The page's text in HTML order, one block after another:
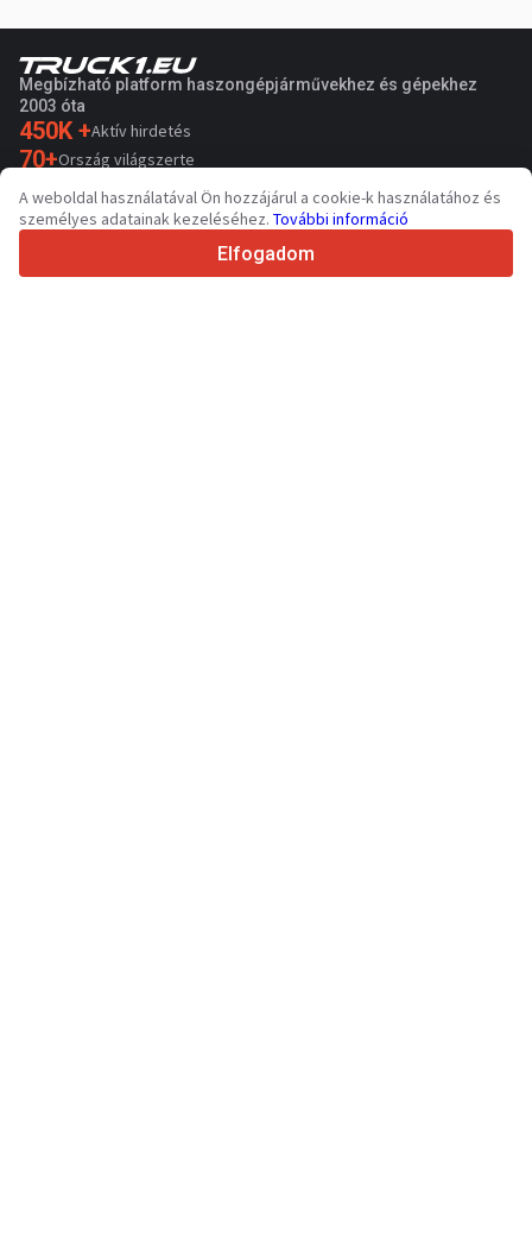
Megbízható platform haszongépjárművekhez és gépekhez
2003 óta
450K +Aktív hirdetés
70+Ország világszerte
36 Támogatott nyelv
4.7/5
A weboldal használatával Ön hozzájárul a cookie-k használatához és
személyes adatainak kezeléséhez. További információ
Elfogadom